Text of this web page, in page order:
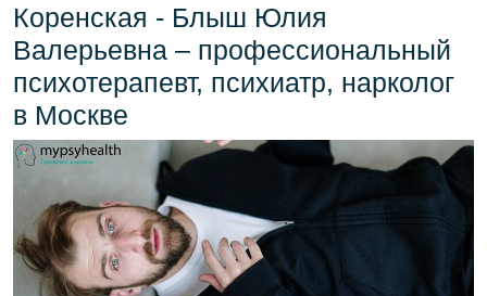
Коренская - Блыш Юлия
Валерьевна – профессиональный
психотерапевт, психиатр, нарколог
в Москве